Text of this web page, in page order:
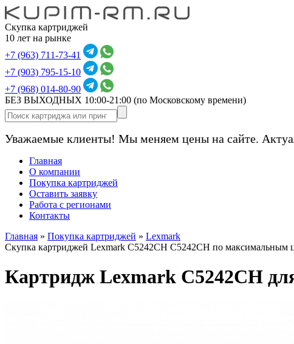
Скупка картриджей
10 лет на рынке
+7 (963) 711-73-41
+7 (903) 795-15-10
+7 (968) 014-80-90
БЕЗ ВЫХОДНЫХ 10:00-21:00 (по Московскому времени)
Уважаемые клиенты! Мы меняем цены на сайте.
Главная
О компании
Покупка картриджей
Оставить заявку
Работа с регионами
Контакты
Главная » Покупка картриджей » Lexmark
Скупка картриджей Lexmark C5242CH C5242CH по максимальным
Картридж Lexmark C5242CH